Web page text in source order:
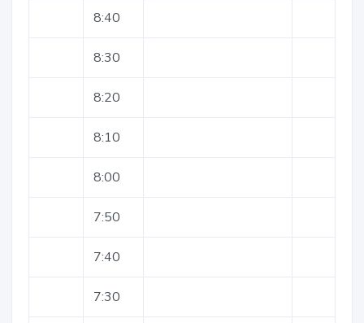
8:40
8:30
8:20
8:10
8:00
7:50
7:40
7:30